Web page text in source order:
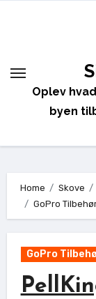
Oplev
byen
Home Skove
GoPro
GoPro